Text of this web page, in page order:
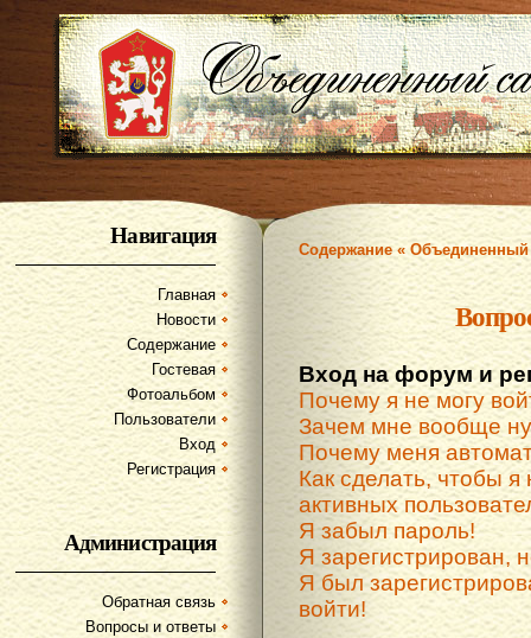
Навигация
Главная
Новости
Содержание
Гостевая
Фотоальбом
Пользователи
Вход
Регистрация
Администрация
Обратная связь
Вопросы и ответы
Содержание «
Вход на форум и
Почему я не могу
Зачем мне вообще
Почему меня
Как сделать, чтобы я
активных
Я забыл пароль!
Я зарегистрирован,
Я был
войти!